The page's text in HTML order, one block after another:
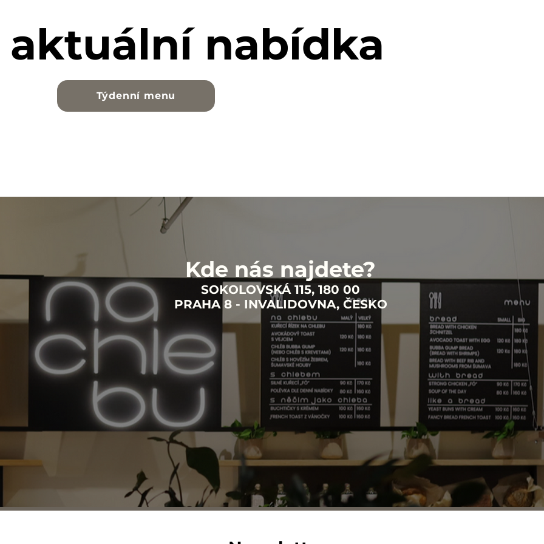
aktuální nabídka
Týdenní menu
Kde nás najdete?
SOKOLOVSKÁ 115, 180 00
PRAHA 8 - INVALIDOVNA, ČESKO